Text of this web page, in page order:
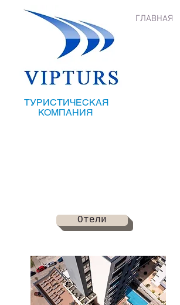
ТУРИСТИЧЕСКАЯ
КОМПАНИЯ
ГЛАВНАЯ
Отели